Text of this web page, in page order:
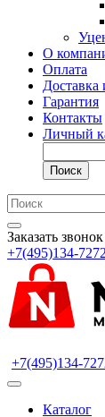
О
Оплата
Доставка
Гарантия
Контакты
Личный
Поиск
Заказать звонок
+7(495)134-7272
+7(495)134-
Каталог